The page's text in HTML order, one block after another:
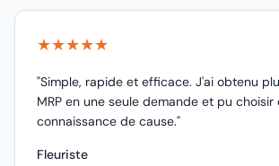
★★★★★
"Simple, rapide et efficace. J'ai obtenu
MRP en une seule demande et pu choisir
connaissance de cause."
Fleuriste